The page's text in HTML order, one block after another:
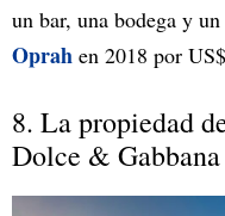
un bar, una bodega y
Oprah en 2018 por
8. La propiedad
Dolce &